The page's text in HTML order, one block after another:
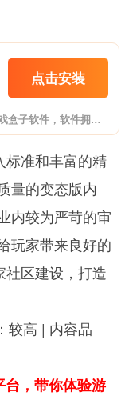
点击安装
277游戏盒子app是一款游戏盒子软件，软件拥有BT版手游、破解版手机游戏、满vip手机游戏等诸多游戏资源，可以帮助玩家更轻松激情玩转游戏，喜欢的朋友欢迎前来下载。
标准和丰富的精
量的变态版内
内较为严苛的审
玩家带来良好的
区建设，打造
较高 | 内容品
，带你体验游